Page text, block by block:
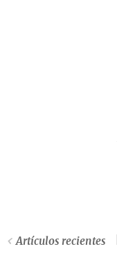
Artículos recientes